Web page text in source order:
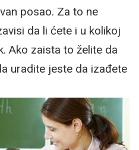
posao. Za to ne
da li ćete i u kolikoj
Ako zaista to želite da
uradite jeste da izađete